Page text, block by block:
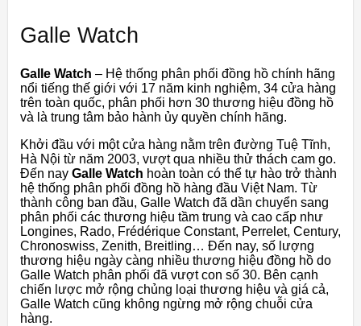
Galle Watch
Galle Watch – Hệ thống phân phối đồng hồ chính hãng
nổi tiếng thế giới với 17 năm kinh nghiệm, 34 cửa hàng
trên toàn quốc, phân phối hơn 30 thương hiệu đồng hồ
và là trung tâm bảo hành ủy quyền chính hãng.
Khởi đầu với một cửa hàng nằm trên đường Tuệ Tĩnh,
Hà Nội từ năm 2003, vượt qua nhiều thử thách cam go.
Đến nay Galle Watch hoàn toàn có thể tự hào trở thành
hệ thống phân phối đồng hồ hàng đầu Việt Nam. Từ
thành công ban đầu, Galle Watch đã dần chuyển sang
phân phối các thương hiệu tầm trung và cao cấp như
Longines, Rado, Frédérique Constant, Perrelet, Century,
Chronoswiss, Zenith, Breitling… Đến nay, số lượng
thương hiệu ngày càng nhiều thương hiệu đồng hồ do
Galle Watch phân phối đã vượt con số 30. Bên cạnh
chiến lược mở rộng chủng loại thương hiệu và giá cả,
Galle Watch cũng không ngừng mở rộng chuỗi cửa
hàng.